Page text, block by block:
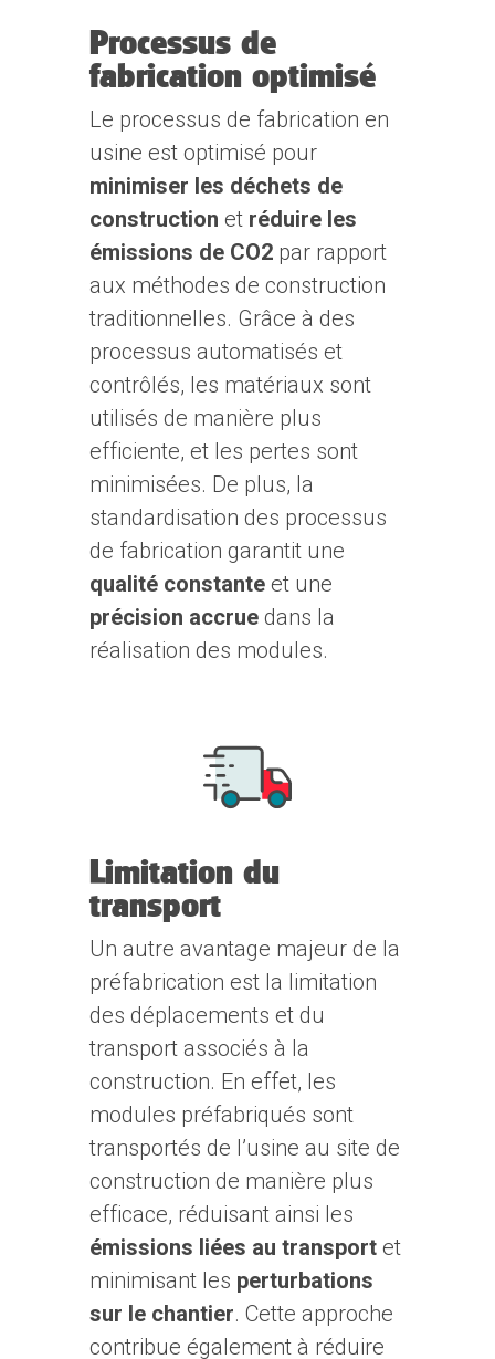
Processus de
fabrication optimisé
Le processus de fabrication en
usine est optimisé pour
minimiser les déchets de
construction et réduire les
émissions de CO2par rapport
aux méthodes de construction
traditionnelles. Grâce à des
processus automatisés et
contrôlés, les matériaux sont
utilisés de manière plus
efficiente, et les pertes sont
minimisées. De plus, la
standardisation des processus
de fabrication garantit une
qualité constanteet une
précision accruedans la
réalisation des modules.
Limitation du
transport
Un autre avantage majeur de la
préfabrication est la limitation
des déplacements et du
transport associés à la
construction. En effet, les
modules préfabriqués sont
transportés de l’usine au site de
construction de manière plus
efficace, réduisant ainsi les
émissions liées au transportet
minimisant les perturbations
sur le chantier. Cette approche
contribue également à réduire